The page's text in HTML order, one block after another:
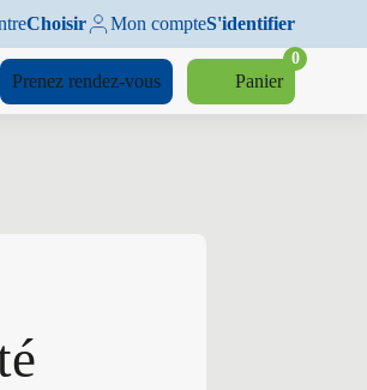
Choisir Mon compteS'identifier
Prenez rendez-vous Panier
0